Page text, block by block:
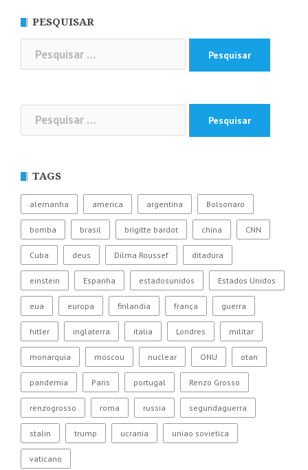
PESQUISAR
por:
Pesquisar
por:
TAGS
alemanha america argentina Bolsonaro
bomba brasil brigitte bardot china CNN
Cuba deus Dilma Roussef ditadura
einstein Espanha estadosunidos Estados Unidos
eua europa finlandia frança guerra
hitler inglaterra italia Londres militar
monarquia moscou nuclear ONU otan
pandemia Paris portugal Renzo Grosso
renzogrosso roma russia segundaguerra
stalin trump ucrania uniao sovietica
vaticano